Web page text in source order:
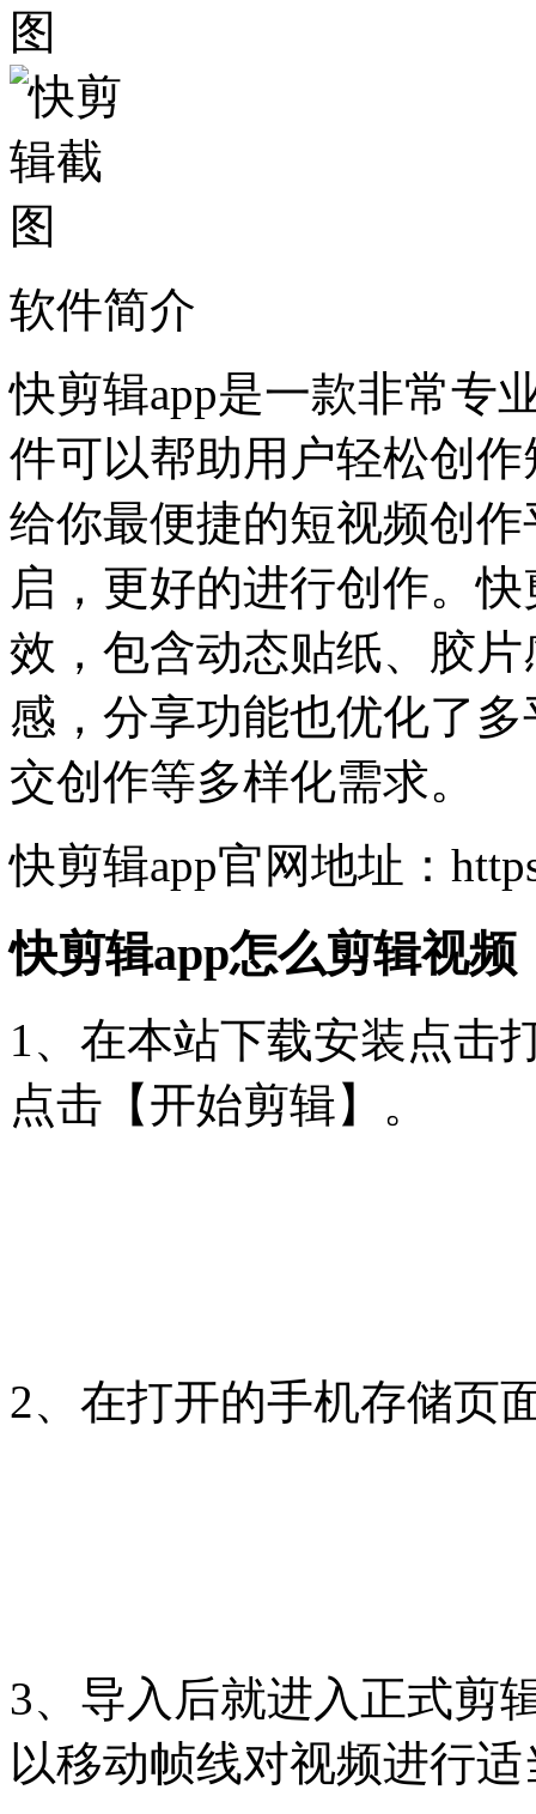
软件简介
快剪辑app是一款非常专
件可以帮助用户轻松创
给你最便捷的短视频创
启，更好的进行创作。
效，包含动态贴纸、胶
感，分享功能也优化了
交创作等多样化需求。
快剪辑app官网地址：
快剪辑app怎么剪辑视频
1、在本站下载安装点击
点击【开始剪辑】。
2、在打开的手机存储页
3、导入后就进入正式剪
以移动帧线对视频进行